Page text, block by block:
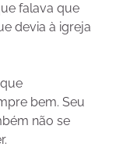
falava que
devia à igreja
bem. Seu
não se